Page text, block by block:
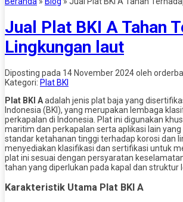
Jual Plat BKI A Tahan
Lingkungan laut
Diposting pada 14 November 2024 oleh
Kategori: Plat BKI
Plat BKI Aadalah jenis plat baja yang
Indonesia (BKI), yang merupakan lembaga
perkapalan di Indonesia. Plat ini digunakan
maritim dan perkapalan serta aplikasi lain
standar ketahanan tinggi terhadap korosi dan
menyediakan klasifikasi dan sertifikasi untuk
plat ini sesuai dengan persyaratan
tahan yang diperlukan pada kapal dan struktur
Karakteristik Utama Plat BKI A